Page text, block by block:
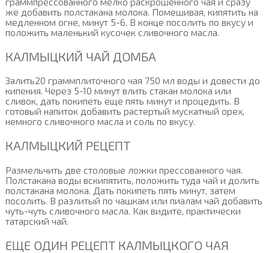
же добавить полстакана молока. Помешивая, кипятить на
медленном огне, минут 5-6. В конце посолить по вкусу и
положить маленький кусочек сливочного масла.
КАЛМЫЦКИЙ ЧАЙ ДОМБА
Залить20 граммплиточного чая 750 мл воды и довести до
кипения. Через 5-10 минут влить стакан молока или
сливок, дать покипеть еще пять минут и процедить. В
готовый напиток добавить растертый мускатный орех,
немного сливочного масла и соль по вкусу.
КАЛМЫЦКИЙ РЕЦЕПТ
Размельчить две столовые ложки прессованного чая.
Полстакана воды вскипятить, положить туда чай и долить
полстакана молока. Дать покипеть пять минут, затем
посолить. В разлитый по чашкам или пиалам чай добавить
чуть-чуть сливочного масла. Как видите, практически
татарский чай.
ЕЩЕ ОДИН РЕЦЕПТ КАЛМЫЦКОГО ЧАЯ